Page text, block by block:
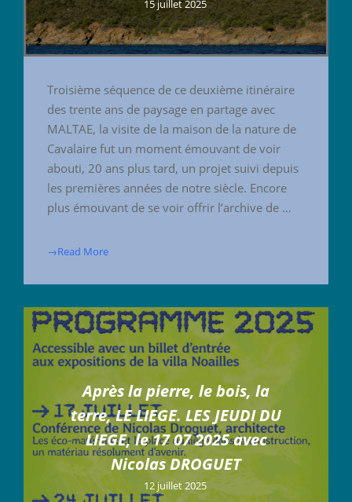
15 juillet 2025
Troisième séquence de ce deuxième itinéraire
des trente ans de paysage en partage avec
MALTAE, la visite de la maison de la nature de
Cavalaire fut un moment émouvant de voir
abouti, 20 ans plus tard, un projet suivi depuis
les premières années de notre siècle. Encore
plus émouvant de se voir offrir l’archive de …
→Read More
Après la pierre, le bois, la
terre, LE LIEGE. LES JEUDI DU
LIEGE, le 17 07 2025 avec
Nicolas DROGUET
12 juillet 2025